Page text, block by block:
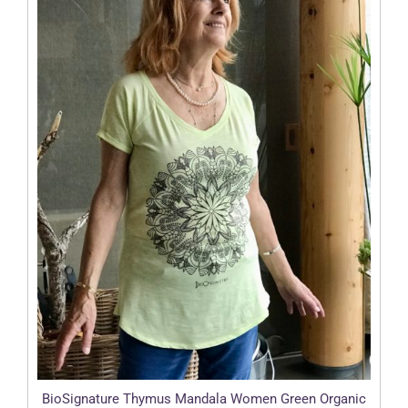
BioSignature Thymus Mandala Women Green Organic